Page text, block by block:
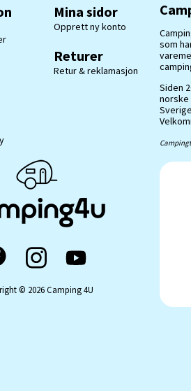
Mina sidor
Opprett ny konto
Returer
Retur & reklamasjon
som
Siden
norske
© 2026 Camping 4U